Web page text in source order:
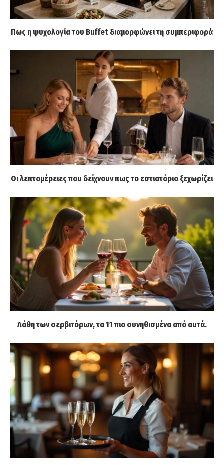
Πως η ψυχολογία του Buffet διαμορφώνει τη συμπεριφορά
Οι λεπτομέρειες που δείχνουν πως το εστιατόριο ξεχωρίζει
Λάθη των σερβιτόρων, τα 11 πιο συνηθισμένα από αυτά.